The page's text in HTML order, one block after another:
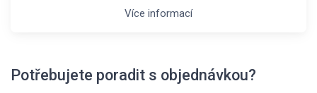
Více informací
Potřebujete poradit s objednávkou?